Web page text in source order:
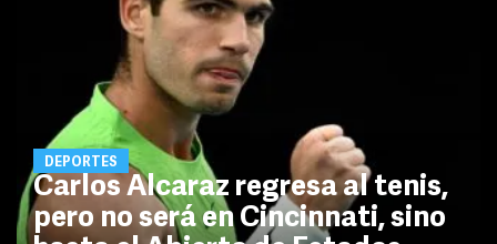
DEPORTES
Carlos Alcaraz regresa al tenis,
pero no será en Cincinnati, sino